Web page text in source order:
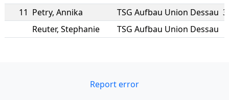
11 Petry, Annika TSG Aufbau Union Dessau
Reuter, Stephanie TSG Aufbau Union Dessau
Report error